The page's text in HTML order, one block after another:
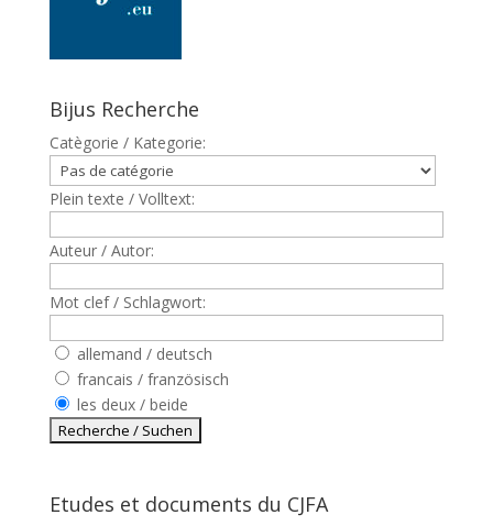
Bijus Recherche
Catègorie / Kategorie:
Plein texte / Volltext:
Auteur / Autor:
Mot clef / Schlagwort:
allemand / deutsch
francais / französisch
les deux / beide
Etudes et documents du CJFA